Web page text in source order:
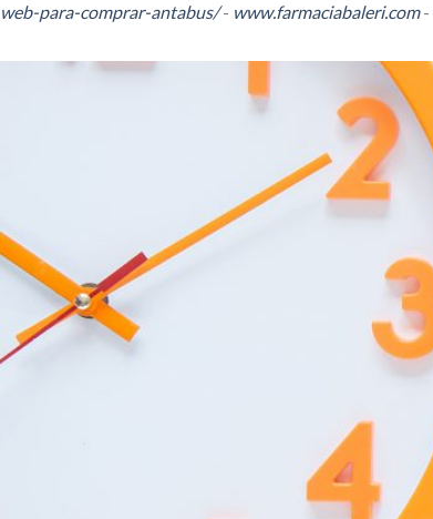
web-para-comprar-antabus/- www.farmaciabaleri.com-